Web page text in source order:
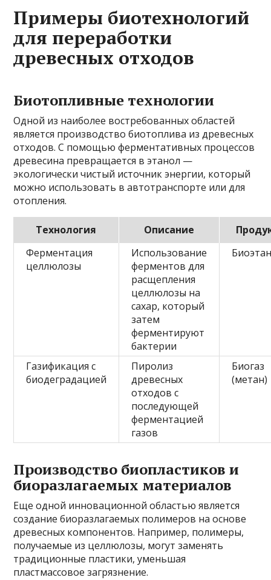
Примеры биотехнологий
для переработки
древесных отходов
Биотопливные технологии
Одной из наиболее востребованных областей
является производство биотоплива из древесных
отходов. С помощью ферментативных процессов
древесина превращается в этанол —
экологически чистый источник энергии, который
можно использовать в автотранспорте или для
отопления.
Технология Описание
Ферментация
целлюлозы
Использование
ферментов для
расщепления
целлюлозы на
сахар, который
затем
ферментируют
бактерии
Газификация с
биодеградацией
Пиролиз
древесных
отходов с
последующей
ферментацией
газов
Биогаз
(метан)
Производство биопластиков и
биоразлагаемых материалов
Еще одной инновационной областью является
создание биоразлагаемых полимеров на основе
древесных компонентов. Например, полимеры,
получаемые из целлюлозы, могут заменять
традиционные пластики, уменьшая
пластмассовое загрязнение.